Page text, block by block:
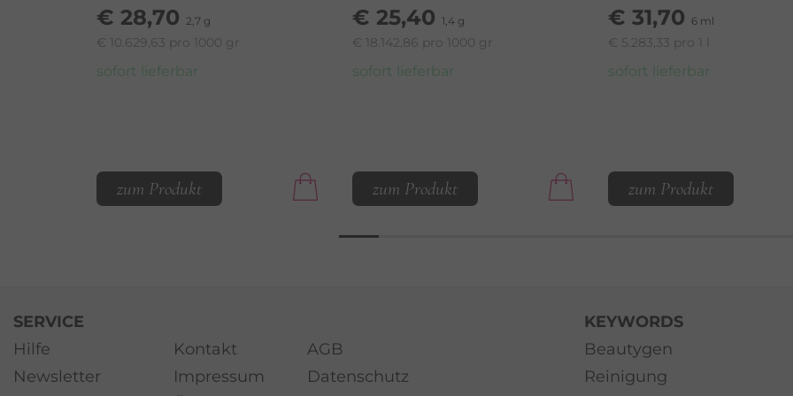
€ 28,70 2,7 g
€ 10.629,63 pro 1000 gr
sofort lieferbar
zum Produkt
€ 25,40 1,4 g
€ 18.142,86 pro 1000 gr
sofort lieferbar
zum Produkt
€ 31,70 6 ml
€ 5.283,33 pro 1 l
sofort lieferbar
zum Produkt
SERVICE
Hilfe
Newsletter
Kontakt
Impressum
AGB
Datenschutz
KEYWORDS
Beautygen
Reinigung